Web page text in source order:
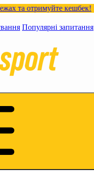
кешбек!
Популярні запитання